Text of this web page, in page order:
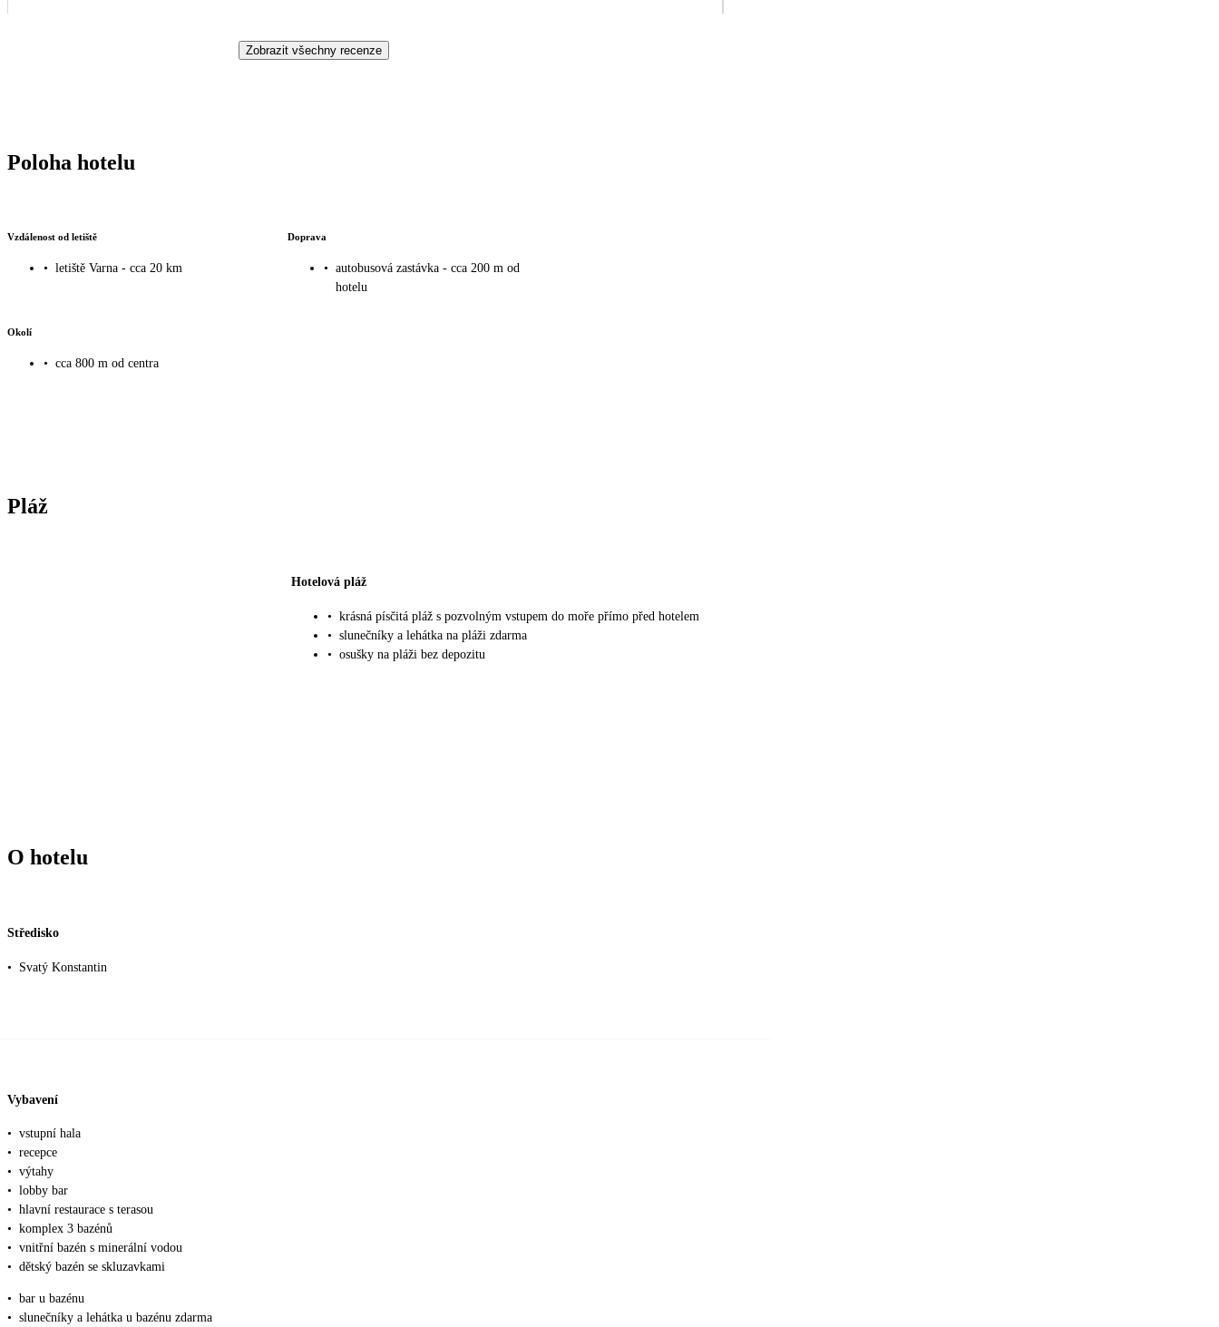
Zobrazit všechny recenze
Poloha hotelu
Vzdálenost od letiště
• letiště Varna - cca 20 km
Doprava
• autobusová zastávka - cca 200 m od
hotelu
Okolí
• cca 800 m od centra
Pláž
Hotelová pláž
• krásná písčitá pláž s pozvolným vstupem do moře přímo před hotelem
• slunečníky a lehátka na pláži zdarma
• osušky na pláži bez depozitu
O hotelu
Středisko
• Svatý Konstantin
Vybavení
• vstupní hala
• recepce
• výtahy
• lobby bar
• hlavní restaurace s terasou
• komplex 3 bazénů
• vnitřní bazén s minerální vodou
• dětský bazén se skluzavkami
• bar u bazénu
• slunečníky a lehátka u bazénu zdarma